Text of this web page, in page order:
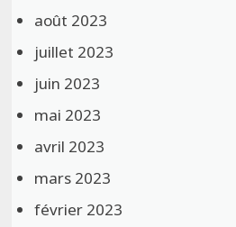
août 2023
juillet 2023
juin 2023
mai 2023
avril 2023
mars 2023
février 2023